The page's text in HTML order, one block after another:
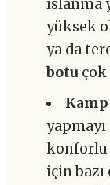
ıslanma
yüksek
ya da
botu çok
konforlu
için bazı